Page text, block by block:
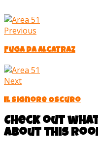
Previous
Fuga da Alcatraz
Next
Il Signore Oscuro
Check out
about this